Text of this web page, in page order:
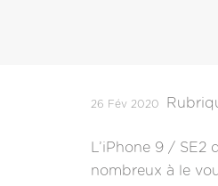
26 Fév 2020
L’iPhone 9 /
nombreux à le